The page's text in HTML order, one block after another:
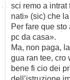
sci ­remo a
nati» (sic) che
Per fare que
pc da casa».
Ma, non paga,
gua ­ran ­tee, cro
bene ­fi ­cio dei